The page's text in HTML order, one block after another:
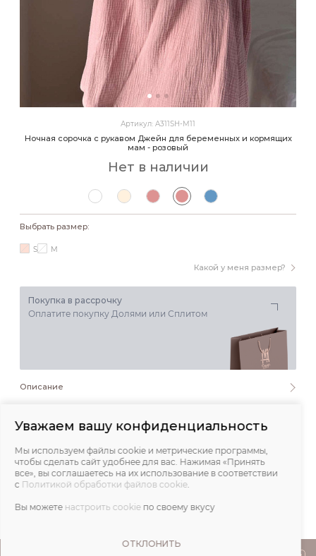
Артикул: A311SH-M11
Ночная сорочка с рукавом Джейн для беременных и кормящих
мам - розовый
Нет в наличии
Выбрать размер:
Какой у меня размер?
S M
Покупка в рассрочку
Оплатите покупку Долями или Сплитом
Описание
Состав и уход
Обмеры
Уважаем вашу конфиденциальность
Мы используем файлы cookie и метрические программы,
чтобы сделать сайт удобнее для вас. Нажимая «Принять
все», вы соглашаетесь на их использование в соответствии
с Политикой обработки файлов cookie.
Вы можете настроить cookie по своему вкусу
ОТКЛОНИТЬ